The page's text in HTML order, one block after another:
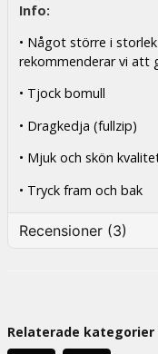
Info:
• Något större i
rekommenderar vi att
• Tjock bomull
• Dragkedja (fullzip)
• Mjuk och skön
• Tryck fram och bak
Recensioner (3)
Tina
Relaterade kategorier